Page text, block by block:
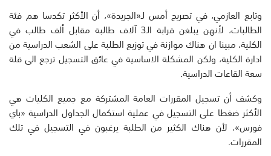
وتابع العازمي، في تصريح أمس لـ«الجريدة»، أن الأكثر تكدسا هم فئة
الطالبات، لأنهن يبلغن قرابة الـ3 آلاف طالبة مقابل ألف طالب في
الكلية، مبينا ان هناك موازنة في توزيع الطلبة على الشعب الدراسية من
ادارة الكلية، ولكن المشكلة الاساسية في عائق التسجيل ترجع الى قلة
سعة القاعات الدراسية.
وكشف أن تسجيل المقررات العامة المشتركة مع جميع الكليات هي
الأكثر ضغطا على التسجيل في عملية استكمال الجداول الدراسية «باي
فورس»، لأن هناك الكثير من الطلبة يرغبون في التسجيل في تلك
المقررات.